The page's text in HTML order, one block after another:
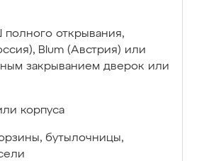
полного открывания,
Blum (Австрия) или
закрыванием дверок или
корпуса
бутылочницы,